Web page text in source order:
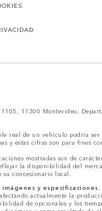
11300 Montevideo,
real de un vehículo podría
y estas cifras son para fines
mostradas son de
la disponibilidad del
su concesionario local.
y especificaciones.
actualmente la
de opcionales y los